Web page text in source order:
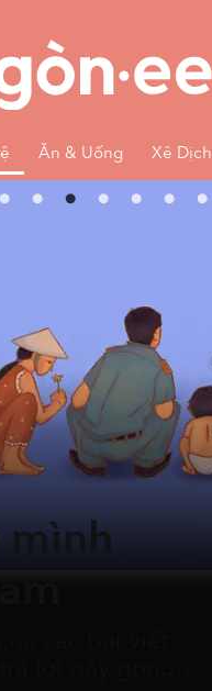
Ăn & Uống Xê Dịch
mình